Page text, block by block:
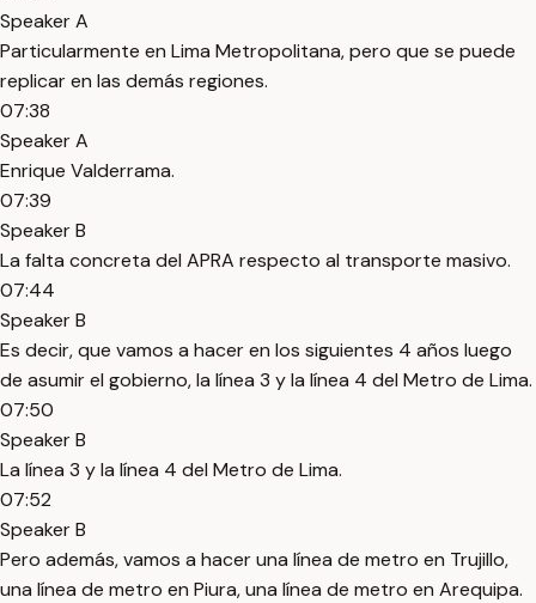
Speaker A
Particularmente en Lima Metropolitana, pero que se puede
replicar en las demás regiones.
07:38
Speaker A
Enrique Valderrama.
07:39
Speaker B
La falta concreta del APRA respecto al transporte masivo.
07:44
Speaker B
Es decir, que vamos a hacer en los siguientes 4 años luego
de asumir el gobierno, la línea 3 y la línea 4 del Metro de Lima.
07:50
Speaker B
La línea 3 y la línea 4 del Metro de Lima.
07:52
Speaker B
Pero además, vamos a hacer una línea de metro en Trujillo,
una línea de metro en Piura, una línea de metro en Arequipa.